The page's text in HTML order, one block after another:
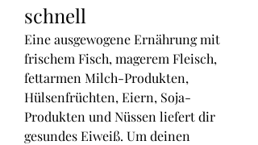
schnell
Eine ausgewogene Ernährung mit
frischem Fisch, magerem Fleisch,
fettarmen Milch-Produkten,
Hülsenfrüchten, Eiern, Soja-
Produkten und Nüssen liefert dir
gesundes Eiweiß. Um deinen